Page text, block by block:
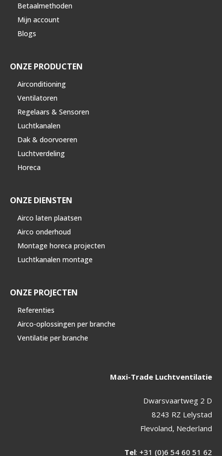
Betaalmethoden
Mijn account
Blogs
ONZE PRODUCTEN
Airconditioning
Ventilatoren
Regelaars & Sensoren
Luchtkanalen
Dak & doorvoeren
Luchtverdeling
Horeca
ONZE DIENSTEN
Airco laten plaatsen
Airco onderhoud
Montage horeca projecten
Luchtkanalen montage
ONZE PROJECTEN
Referenties
Airco-oplossingen per branche
Ventilatie per branche
Maxi-Trade Luchtventilatie
Dwarsvaartweg 2 D
8243 RZ Lelystad
Flevoland, Nederland
Tel: +31 (0)6 54 60 51 62